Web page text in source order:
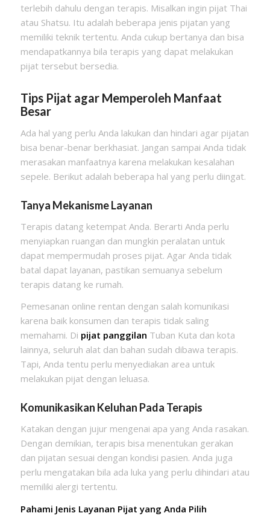
terlebih dahulu dengan terapis. Misalkan ingin pijat Thai
atau Shatsu. Itu adalah beberapa jenis pijatan yang
memiliki teknik tertentu. Anda cukup bertanya dan bisa
mendapatkannya bila terapis yang dapat melakukan
pijat tersebut bersedia.
Tips Pijat agar Memperoleh Manfaat
Besar
Ada hal yang perlu Anda lakukan dan hindari agar pijatan
bisa benar-benar berkhasiat. Jangan sampai Anda tidak
merasakan manfaatnya karena melakukan kesalahan
sepele. Berikut adalah beberapa hal yang perlu diingat.
Tanya Mekanisme Layanan
Terapis datang ketempat Anda. Berarti Anda perlu
menyiapkan ruangan dan mungkin peralatan untuk
dapat mempermudah proses pijat. Agar Anda tidak
batal dapat layanan, pastikan semuanya sebelum
terapis datang ke rumah.
Pemesanan online rentan dengan salah komunikasi
karena baik konsumen dan terapis tidak saling
memahami. Di pijat panggilan Tuban Kuta dan kota
lainnya, seluruh alat dan bahan sudah dibawa terapis.
Tapi, Anda tentu perlu menyediakan area untuk
melakukan pijat dengan leluasa.
Komunikasikan Keluhan Pada Terapis
Katakan dengan jujur mengenai apa yang Anda rasakan.
Dengan demikian, terapis bisa menentukan gerakan
dan pijatan sesuai dengan kondisi pasien. Anda juga
perlu mengatakan bila ada luka yang perlu dihindari atau
memiliki alergi tertentu.
Pahami Jenis Layanan Pijat yang Anda Pilih